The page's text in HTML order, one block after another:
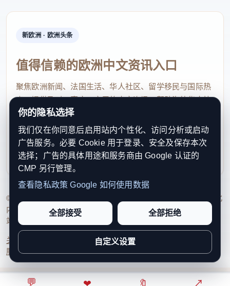
💬 ❤ 🔖 ↗
新欧洲 · 欧洲头条
值得信赖的欧洲中文资讯入口
聚焦欧洲新闻、法国生活、华人社区、留学移民与国际热
点，提供及时、真实、实用的中文资讯，帮助海外华人快
速了解欧洲动态。
contact@xinouzhou.com
服务支持、版权与合作：工作日优先处理站务、投稿与权
利通知
© 2026 新欧洲·欧洲头条. All Rights Reserved. 本网站持续优化
内容透明度、联系方式与用户权利说明，以提升品牌信任感和
站点完整度。
关于我们 编辑规范日期归档隐私政策
服务条款联系我们
你的隐私选择
我们仅在你同意后启用站内个性化、访问分析或启动
广告服务。必要 Cookie 用于登录、安全及保存本次
选择；广告的具体用途和服务商由 Google 认证的
CMP 另行管理。
查看隐私政策 Google 如何使用数据
全部接受 全部拒绝
自定义设置